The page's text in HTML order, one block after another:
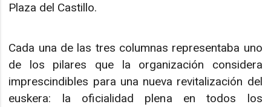
Plaza del Castillo.
Cada una de las tres columnas representaba uno
de los pilares que la organización considera
imprescindibles para una nueva revitalización del
euskera: la oficialidad plena en todos los